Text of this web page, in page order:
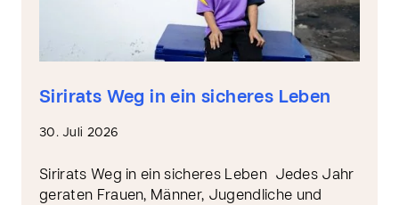
Sirirats Weg in ein sicheres Leben
30. Juli 2026
Sirirats Weg in ein sicheres Leben Jedes Jahr
geraten Frauen, Männer, Jugendliche und